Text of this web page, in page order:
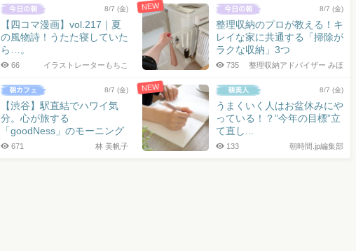
8/7 (金)
【四コマ漫画】vol.217｜夏
の風物詩！うたた寝していた
ら…。
イラストレーターもちこ
66
NEW 8/7 (金)
整理収納のプロが教える！キ
レイな家に共通する「掃除が
ラクな収納」3つ
整理収納アドバイザー みほ
735
8/7 (金)
【渋谷】駅直結でハワイ気
分。心が旅する
「goodNess」のモーニング
林 美帆子
671
NEW 8/7 (金)
うまくいく人はお盆休みにや
っている！？”今年の目標”立
て直し...
朝時間.jp編集部
133